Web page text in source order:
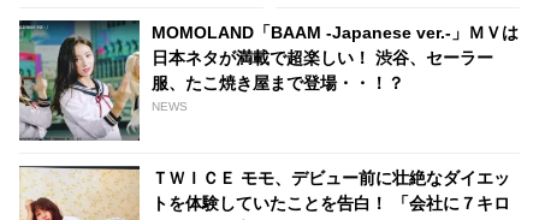
MOMOLAND「BAAM -Japanese ver.-」ＭＶは
日本ネタが満載で超楽しい！ 渋谷、セーラー
服、たこ焼き屋まで登場・・！？
NEWS
ＴＷＩＣＥ モモ、デビュー前に壮絶なダイエッ
トを体験していたことを告白！ 「会社に７キロ